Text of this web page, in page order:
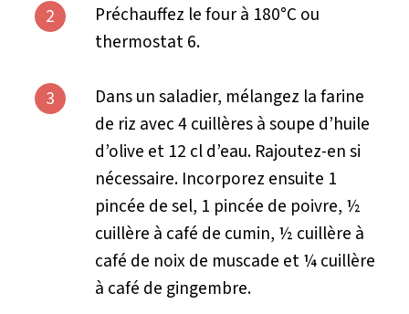
2
Préchauffez le four à 180°C ou
thermostat 6.
3
Dans un saladier, mélangez la farine
de riz avec 4 cuillères à soupe d’huile
d’olive et 12 cl d’eau. Rajoutez-en si
nécessaire. Incorporez ensuite 1
pincée de sel, 1 pincée de poivre, ½
cuillère à café de cumin, ½ cuillère à
café de noix de muscade et ¼ cuillère
à café de gingembre.